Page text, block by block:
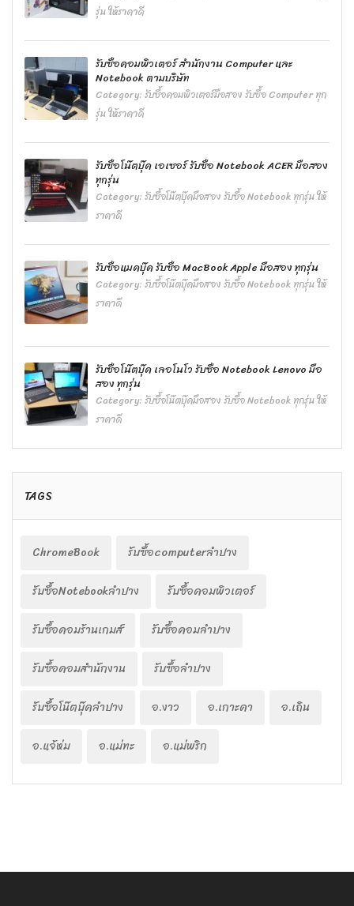
รุ่น ให้ราคาดี
รับซื้อคอมพิวเตอร์ สำนักงาน Computer และ
Notebook ตามบริษัท
Category:รับซื้อคอมพิวเตอร์มือสอง รับซื้อ Computer ทุก
รุ่น ให้ราคาดี
รับซื้อโน๊ตบุ๊ค เอเซอร์ รับซื้อ Notebook ACER มือสอง
ทุกรุ่น
Category:รับซื้อโน๊ตบุ๊คมือสอง รับซื้อ Notebook ทุกรุ่น ให้
ราคาดี
รับซื้อแมคบุ๊ค รับซื้อ MacBook Apple มือสอง ทุกรุ่น
Category:รับซื้อโน๊ตบุ๊คมือสอง รับซื้อ Notebook ทุกรุ่น ให้
ราคาดี
รับซื้อโน๊ตบุ๊ค เลอโนโว รับซื้อ Notebook Lenovo มือ
สอง ทุกรุ่น
Category:รับซื้อโน๊ตบุ๊คมือสอง รับซื้อ Notebook ทุกรุ่น ให้
ราคาดี
TAGS
ChromeBook
รับซื้อcomputerลำปาง
รับซื้อNotebookลำปาง
รับซื้อคอมพิวเตอร์
รับซื้อคอมร้านเกมส์
รับซื้อคอมลำปาง
รับซื้อคอมสำนักงาน
รับซื้อลำปาง
รับซื้อโน๊ตบุ๊คลำปาง
อ.งาว อ.เกาะคา
อ.เถิน
อ.แจ้ห่ม
อ.แม่ทะ อ.แม่พริก